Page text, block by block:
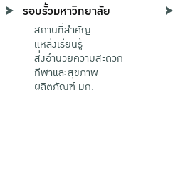
รอบรั้วมหาวิทยาลัย
สถานที่สำคัญ
แหล่งเรียนรู้
สิ่งอำนวยความสะดวก
กีฬาและสุขภาพ
ผลิตภัณฑ์ มก.